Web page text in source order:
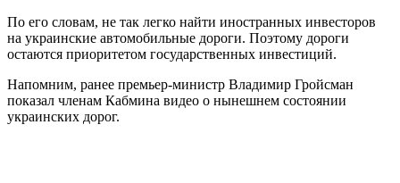
По его словам, не так легко найти иностранных инвесторов
на украинские автомобильные дороги. Поэтому дороги
остаются приоритетом государственных инвестиций.
Напомним, ранее премьер-министр Владимир Гройсман
показал членам Кабмина видео о нынешнем состоянии
украинских дорог.